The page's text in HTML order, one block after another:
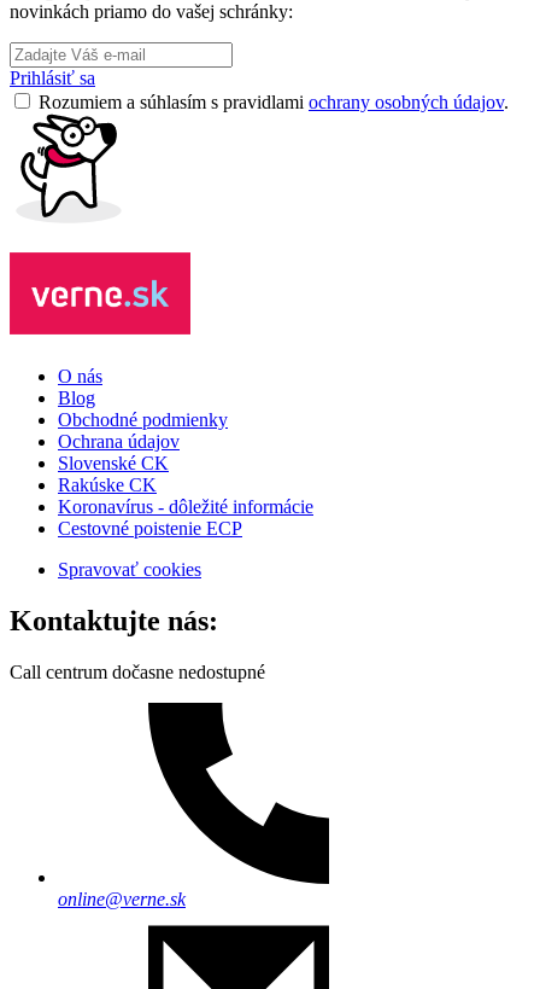
novinkách priamo do vašej schránky:
Prihlásiť sa
Rozumiem a súhlasím s pravidlami ochrany osobných údajov.
O nás
Blog
Obchodné podmienky
Ochrana údajov
Slovenské CK
Rakúske CK
Koronavírus - dôležité informácie
Cestovné poistenie ECP
Spravovať cookies
Kontaktujte nás:
Call centrum dočasne nedostupné
online@verne.sk